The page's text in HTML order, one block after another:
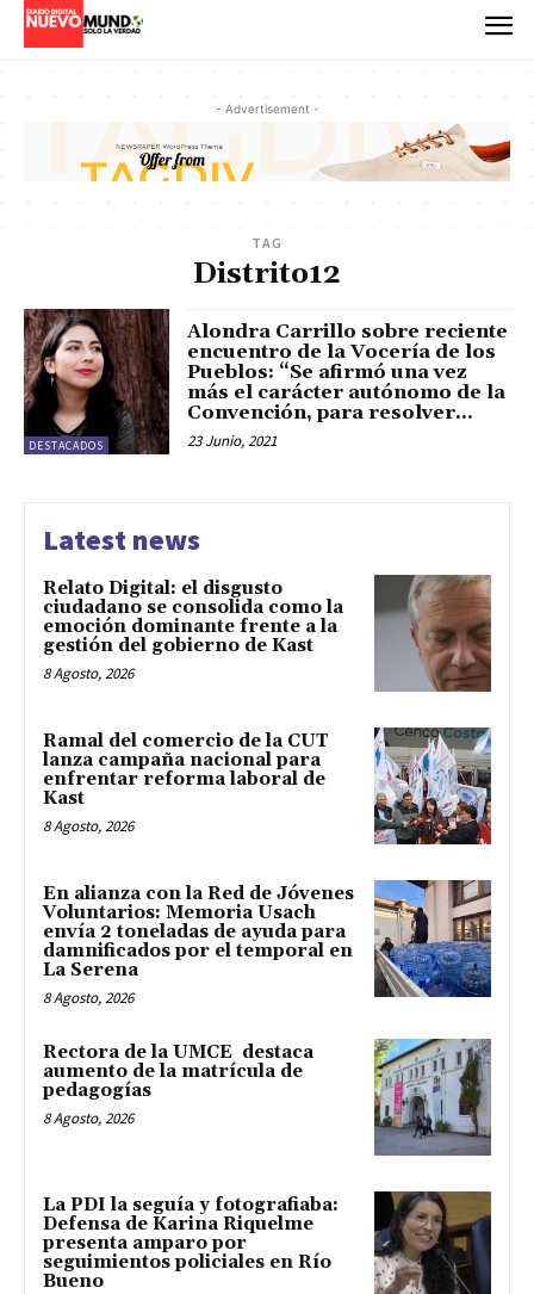
- Advertisement -
TAG
Distrito12
DESTACADOS
Alondra Carrillo sobre reciente
encuentro de la Vocería de los
Pueblos: “Se afirmó una vez
más el carácter autónomo de la
Convención, para resolver...
23 Junio, 2021
Latest news
Relato Digital: el disgusto
ciudadano se consolida como la
emoción dominante frente a la
gestión del gobierno de Kast
8 Agosto, 2026
Ramal del comercio de la CUT
lanza campaña nacional para
enfrentar reforma laboral de
Kast
8 Agosto, 2026
En alianza con la Red de Jóvenes
Voluntarios: Memoria Usach
envía 2 toneladas de ayuda para
damnificados por el temporal en
La Serena
8 Agosto, 2026
Rectora de la UMCE destaca
aumento de la matrícula de
pedagogías
8 Agosto, 2026
La PDI la seguía y fotografiaba:
Defensa de Karina Riquelme
presenta amparo por
seguimientos policiales en Río
Bueno